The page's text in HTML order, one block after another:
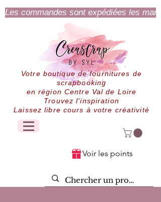
Les commandes sont expédiées les
Votre boutique de fournitures de
scrapbooking
en région Centre Val de Loire
Trouvez l'inspiration
Laissez libre cours à votre créativité
Voir les points